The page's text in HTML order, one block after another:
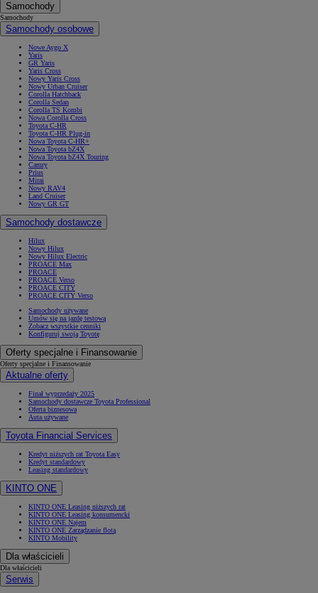
Samochody
Samochody
Samochody osobowe
Nowe Aygo X
Yaris
GR Yaris
Yaris Cross
Nowy Yaris Cross
Nowy Urban Cruiser
Corolla Hatchback
Corolla Sedan
Corolla TS Kombi
Nowa Corolla Cross
Toyota C-HR
Toyota C-HR Plug-in
Nowa Toyota C-HR+
Nowa Toyota bZ4X
Nowa Toyota bZ4X Touring
Camry
Prius
Mirai
Nowy RAV4
Land Cruiser
Nowy GR GT
Samochody dostawcze
Hilux
Nowy Hilux
Nowy Hilux Electric
PROACE Max
PROACE
PROACE Verso
PROACE CITY
PROACE CITY Verso
Samochody używane
Umów się na jazdę testową
Zobacz wszystkie cenniki
Konfiguruj swoją Toyotę
Oferty specjalne i Finansowanie
Oferty specjalne i Finansowanie
Aktualne oferty
Finał wyprzedaży 2025
Samochody dostawcze Toyota Professional
Oferta biznesowa
Auta używane
Toyota Financial Services
Kredyt niższych rat Toyota Easy
Kredyt standardowy
Leasing standardowy
KINTO ONE
KINTO ONE Leasing niższych rat
KINTO ONE Leasing konsumencki
KINTO ONE Najem
KINTO ONE Zarządzanie flotą
KINTO Mobility
Dla właścicieli
Dla właścicieli
Serwis